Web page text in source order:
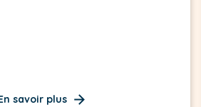
savoir plus